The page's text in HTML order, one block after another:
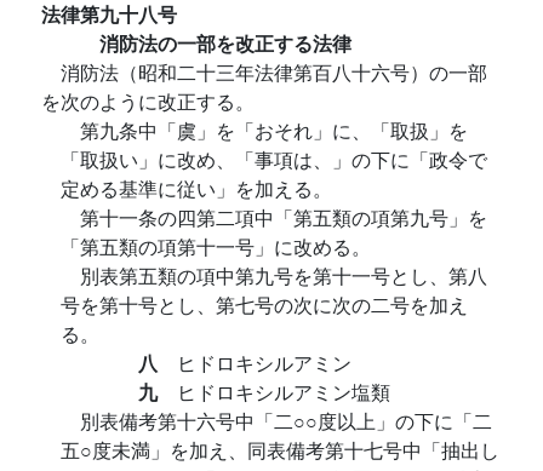
法律第九十八号
消防法の一部を改正する法律
消防法（昭和二十三年法律第百八十六号）の一部
を次のように改正する。
第九条中「虞」を「おそれ」に、「取扱」を
「取扱い」に改め、「事項は、」の下に「政令で
定める基準に従い」を加える。
第十一条の四第二項中「第五類の項第九号」を
「第五類の項第十一号」に改める。
別表第五類の項中第九号を第十一号とし、第八
号を第十号とし、第七号の次に次の二号を加え
る。
八
ヒドロキシルアミン
九
ヒドロキシルアミン塩類
別表備考第十六号中「二○○度以上」の下に「二
五○度未満」を加え、同表備考第十七号中「抽出し